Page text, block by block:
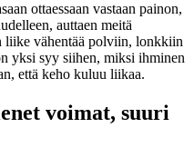
ottaessaan vastaan painon,
auttaen meitä
liike vähentää polviin, lonkkiin
yksi syy siihen, miksi ihminen
että keho kuluu liikaa.
voimat, suuri